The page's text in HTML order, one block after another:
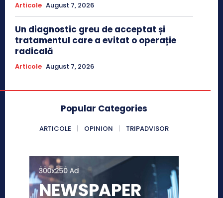
Articole August 7, 2026
Un diagnostic greu de acceptat și
tratamentul care a evitat o operație
radicală
Articole August 7, 2026
Popular Categories
ARTICOLE OPINION TRIPADVISOR